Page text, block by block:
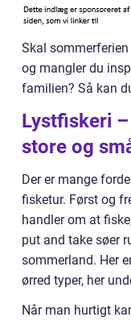
Skal
og mangler du
familien? Så kan
Lystfiskeri
store og
Der er mange
fisketur. Først og
handler om at
put and take søer
sommerland. Her
ørred typer, her
Når man hurtigt